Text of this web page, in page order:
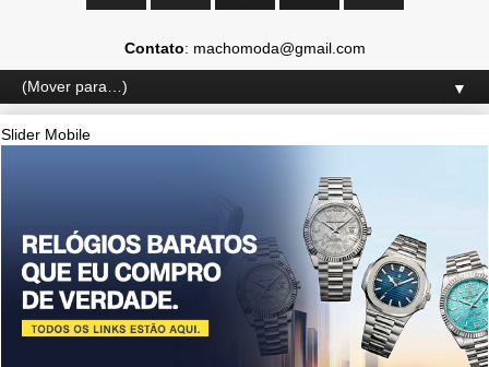
Contato: machomoda@gmail.com
▼
Slider Mobile